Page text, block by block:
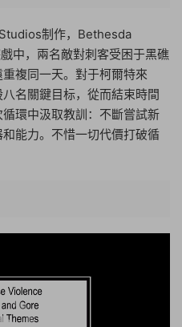
制作，Bethesda
中，兩名敵對刺客受困于黑礁
複同一天。對于柯爾特來
名關鍵目标，從而結束時間
環中汲取教訓：不斷嘗試新
能力。不惜一切代價打破循